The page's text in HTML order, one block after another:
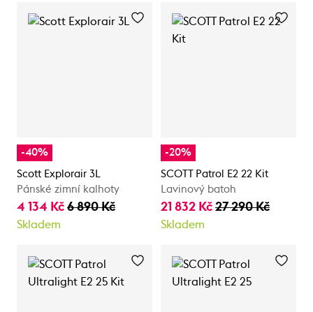
-40%
Scott Explorair 3L
Pánské zimní kalhoty
4 134 Kč 6 890 Kč
Skladem
-20%
SCOTT Patrol E2 22 Kit
Lavinový batoh
21 832 Kč 27 290 Kč
Skladem